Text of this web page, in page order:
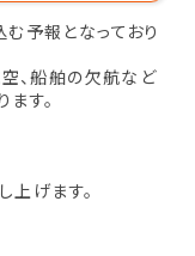
予報となっており
、船舶の欠航など
す。
げます。